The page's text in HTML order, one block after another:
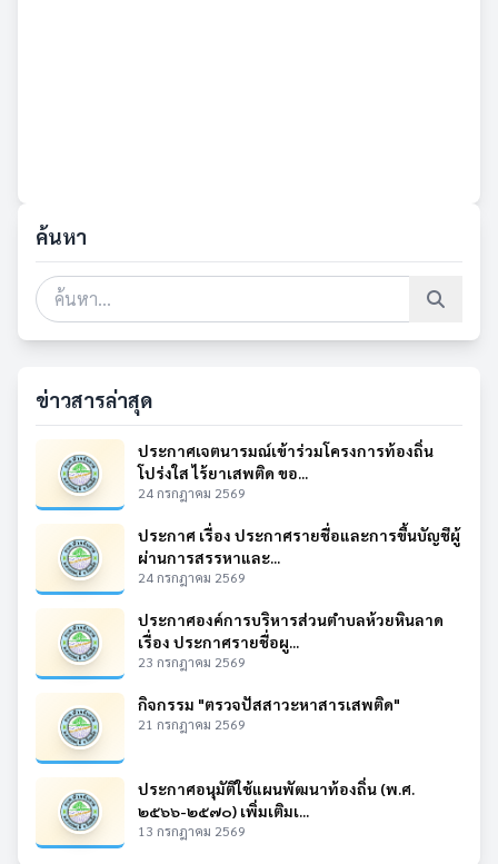
ค้นหา
ข่าวสารล่าสุด
ประกาศเจตนารมณ์เข้าร่วมโครงการท้องถิ่น
โปร่งใส ไร้ยาเสพติด ขอ...
24 กรกฎาคม 2569
ประกาศ เรื่อง ประกาศรายชื่อและการขึ้นบัญชีผู้
ผ่านการสรรหาและ...
24 กรกฎาคม 2569
ประกาศองค์การบริหารส่วนตำบลห้วยหินลาด
เรื่อง ประกาศรายชื่อผู...
23 กรกฎาคม 2569
กิจกรรม "ตรวจปัสสาวะหาสารเสพติด"
21 กรกฎาคม 2569
ประกาศอนุมัติใช้แผนพัฒนาท้องถิ่น (พ.ศ.
๒๕๖๖-๒๕๗๐) เพิ่มเติมเ...
13 กรกฎาคม 2569